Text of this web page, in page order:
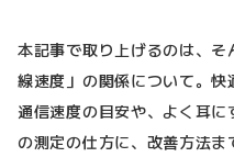
本記事で取り上げるのは、
線速度」の関係について。
通信速度の目安や、よく耳
の測定の仕方に、改善方法ま